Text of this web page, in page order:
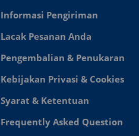
Informasi Pengiriman
Lacak Pesanan Anda
Pengembalian & Penukaran
Kebijakan Privasi & Cookies
Syarat & Ketentuan
Frequently Asked Question